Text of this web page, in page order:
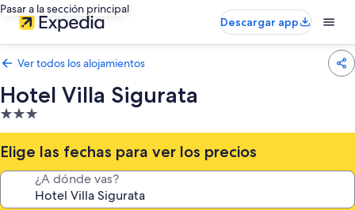
Pasar a la sección principal
Descargar app
Ver todos los alojamientos
Hotel Villa Sigurata
Alojamiento
de
3.0 estrellas
Elige las fechas para ver los precios
¿A dónde vas?